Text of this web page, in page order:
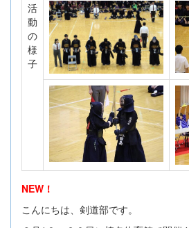
活
動
の
様
子
NEW！
こんにちは、剣道部です。